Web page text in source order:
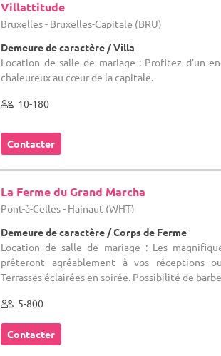
Villattitude
Bruxelles - Bruxelles-Capitale (BRU)
Demeure de caractère / Villa
Location de salle de mariage : Profitez d’un
chaleureux au cœur de la capitale.
10-180
Contacter
La Ferme du Grand Marcha
Pont-à-Celles - Hainaut (WHT)
Demeure de caractère / Corps de Ferme
Location de salle de mariage : Les
prêteront agréablement à vos réceptions
Terrasses éclairées en soirée. Possibilité de
5-800
Contacter